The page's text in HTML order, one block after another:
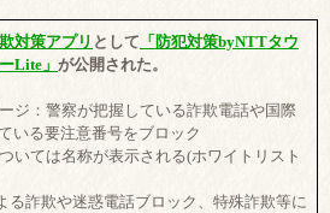
対策アプリ として 「防犯対策byNTTタウ
Lite」 が公開された。
ジ：警察が把握している詐欺電話や国際
いる要注意番号をブロック
いては名称が表示される(ホワイトリスト
る詐欺や迷惑電話ブロック、特殊詐欺等に